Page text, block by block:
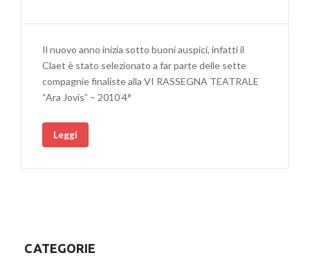
Il nuovo anno inizia sotto buoni auspici, infatti il
Claet è stato selezionato a far parte delle sette
compagnie finaliste alla VI RASSEGNA TEATRALE
“Ara Jovis” – 2010 4°
Leggi
CATEGORIE